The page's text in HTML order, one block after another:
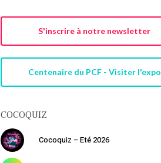
S'inscrire à notre newsletter
Centenaire du PCF - Visiter l'expo
COCOQUIZ
Cocoquiz – Eté 2026